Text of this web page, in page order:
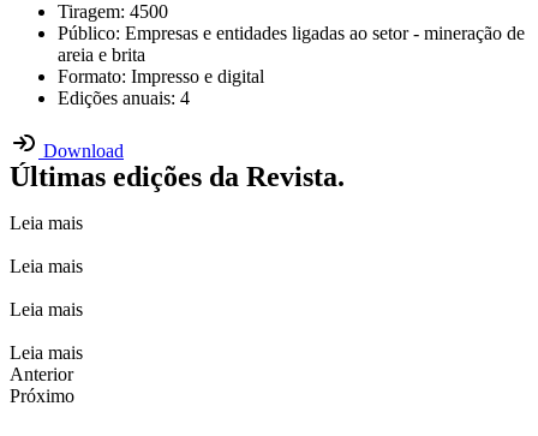
Tiragem: 4500
Público: Empresas e entidades ligadas ao setor - mineração de
areia e brita
Formato: Impresso e digital
Edições anuais: 4
Download
Últimas edições da Revista.
Leia mais
Leia mais
Leia mais
Leia mais
Anterior
Próximo